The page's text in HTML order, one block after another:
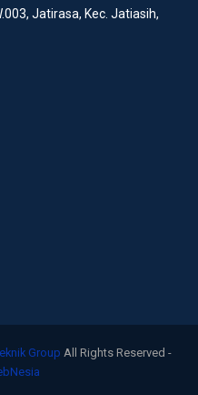
Jatirasa, Kec. Jatiasih,
Group All Rights Reserved -